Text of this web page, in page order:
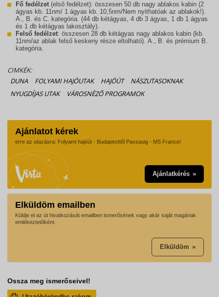
Fő fedélzet (első fedélzet): összesen 50 db nagy ablakos kabin (2
ágyas kb. 11nm/ 1 ágyas kb. 10,5nm/Nem nyithatóak az ablakok!).
A., B. és C. kategória. (44 db kétágyas, 4 db 3 ágyas, 1 db 1 ágyas
és 1 db kétágyas lakosztály).
Felső fedélzet: összesen 28 db kétágyas nagy ablakos kabin (kb.
11nm/az ablak felső keskeny része eltolható). A., B. és prémium B.
kategória.
CIMKÉK:
DUNA
FOLYAMI HAJÓUTAK HAJÓÚT
NÁSZUTASOKNAK
NYUGDÍJAS UTAK
VÁROSNÉZŐ PROGRAMOK
Ajánlatot kérek
erre az utazásra: Folyami hajóút - Budapesttől Passauig - MS France!
Ajánlatkérés
Elküldöm emailben
Küldje el az út hivatkozását emailben ismerősének vagy akár saját magának
emlékeztetőként.
Elküldöm
Ossza meg ismerőseivel!